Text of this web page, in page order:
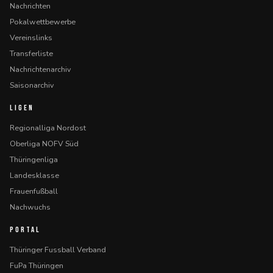
Nachrichten
Pokalwettbewerbe
Vereinslinks
Transferliste
Nachrichtenarchiv
Saisonarchiv
LIGEN
Regionalliga Nordost
Oberliga NOFV Süd
Thüringenliga
Landesklasse
Frauenfußball
Nachwuchs
PORTAL
Thüringer Fussball Verband
FuPa Thüringen